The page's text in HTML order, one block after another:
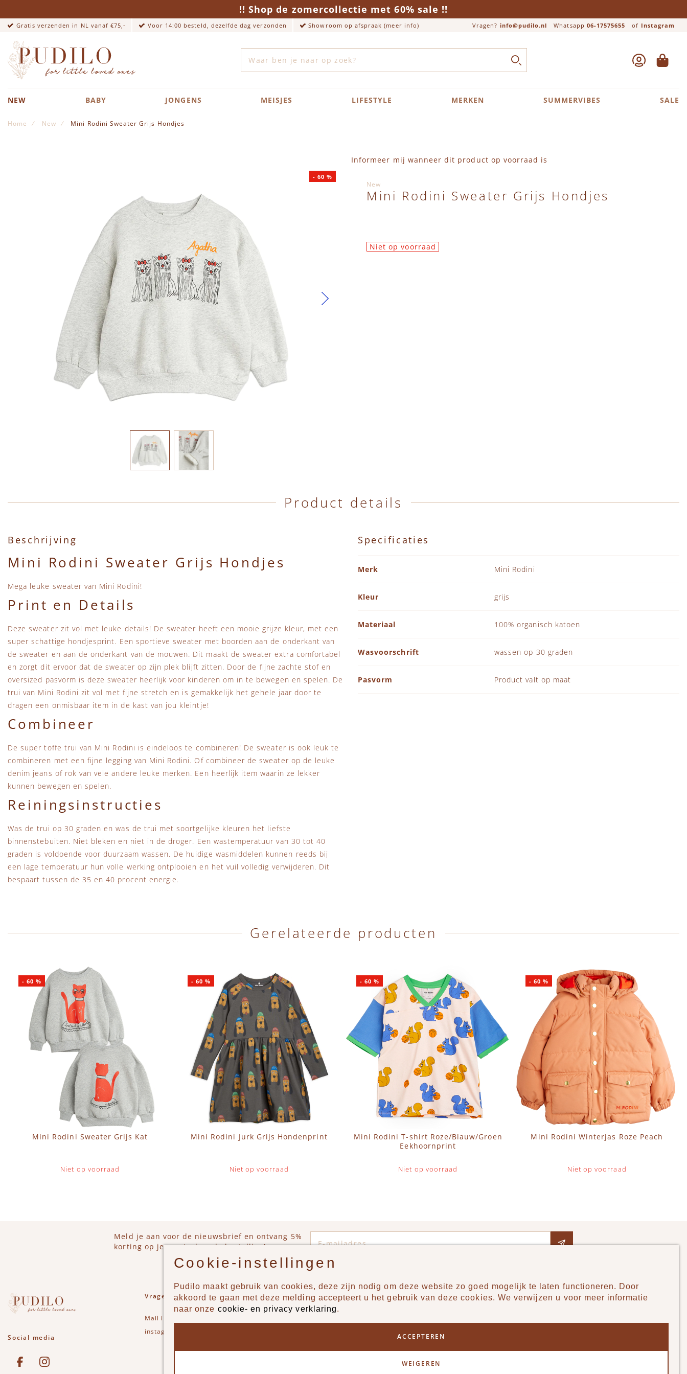
!! Shop de zomercollectie met 60% sale !!
Gratis verzenden in NL vanaf €75,- Voor 14:00 besteld, dezelfde dag verzonden Showroom op afspraak (meer info) Vragen? info@pudilo.nl Whatsapp 06-17575655 of Instagram
Close search
ZOEK ACCOUNT
NEW BABY JONGENS MEISJES LIFESTYLE MERKEN SUMMERVIBES SALE
Home New Mini Rodini Sweater Grijs Hondjes
- 60 %
Informeer mij wanneer dit product op voorraad is
New
Mini Rodini Sweater Grijs Hondjes
Niet op voorraad
Product details
Beschrijving
Mini Rodini Sweater Grijs Hondjes
Mega leuke sweater van Mini Rodini!
Print en Details
Deze sweater zit vol met leuke details! De sweater heeft een mooie grijze kleur, met een
super schattige hondjesprint. Een sportieve sweater met boorden aan de onderkant van
de sweater en aan de onderkant van de mouwen. Dit maakt de sweater extra comfortabel
en zorgt dit ervoor dat de sweater op zijn plek blijft zitten. Door de fijne zachte stof en
oversized pasvorm is deze sweater heerlijk voor kinderen om in te bewegen en spelen. De
trui van Mini Rodini zit vol met fijne stretch en is gemakkelijk het gehele jaar door te
dragen een onmisbaar item in de kast van jou kleintje!
Combineer
De super toffe trui van Mini Rodini is eindeloos te combineren! De sweater is ook leuk te
combineren met een fijne legging van Mini Rodini. Of combineer de sweater op de leuke
denim jeans of rok van vele andere leuke merken. Een heerlijk item waarin ze lekker
kunnen bewegen en spelen.
Reiningsinstructies
Was de trui op 30 graden en was de trui met soortgelijke kleuren het liefste
binnenstebuiten. Niet bleken en niet in de droger. Een wastemperatuur van 30 tot 40
graden is voldoende voor duurzaam wassen. De huidige wasmiddelen kunnen reeds bij
een lage temperatuur hun volle werking ontplooien en het vuil volledig verwijderen. Dit
bespaart tussen de 35 en 40 procent energie.
Specificaties
Merk
Mini Rodini
Kleur grijs
Materiaal 100% organisch katoen
Wasvoorschrift wassen op 30 graden
Pasvorm Product valt op maat
Gerelateerde producten
Mini Rodini Sweater Grijs Kat
Niet op voorraad
-60 %
Mini Rodini Jurk Grijs Hondenprint
Niet op voorraad
- 60 %
Mini Rodini T-shirt Roze/Blauw/Groen
Eekhoornprint
Niet op voorraad
-60 %
Mini Rodini Winterjas Roze Peach
Niet op voorraad
- 60 %
Meld je aan voor de nieuwsbrief en ontvang 5%
korting op je eerstvolgende bestelling!
Social media
See our FacebookBekijk onze Instagram pagina
Vragen of opmerkingen?
Mail info@pudilo.nl
instagram
Producten Pudilo
Cookie-instellingen
Pudilo maakt gebruik van cookies, deze zijn nodig om deze website zo goed mogelijk te laten functioneren. Door
akkoord te gaan met deze melding accepteert u het gebruik van deze cookies. We verwijzen u voor meer informatie
naar onze cookie- en privacy verklaring.
ACCEPTEREN
WEIGEREN